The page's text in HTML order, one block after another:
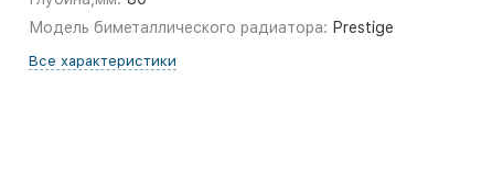
Модель биметаллического радиатора: Prestige
Все характеристики